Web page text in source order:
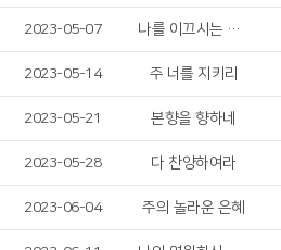
2023-05-07 나를 이끄시는 주님
2023-05-14 주 너를 지키리
2023-05-21 본향을 향하네
2023-05-28 다 찬양하여라
2023-06-04 주의 놀라운 은혜